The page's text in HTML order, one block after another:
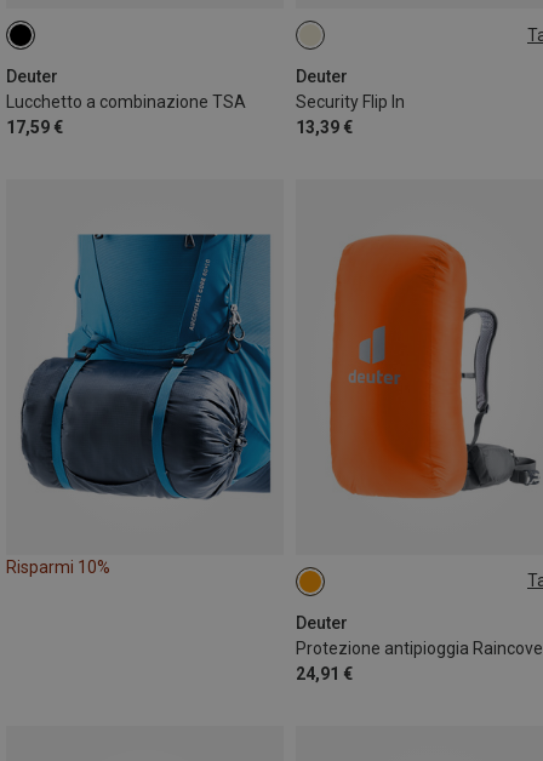
Deuter
Lucchetto a combinazione TSA
17,59 €
Deuter
Security Flip In
13,39 €
ONE SIZE
Risparmi 10%
Deuter
Protezione antipioggia
24,91 €
ONE SIZE